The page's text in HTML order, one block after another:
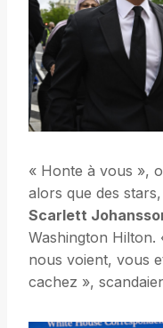
« Honte à vous »,
alors que des
Scarlett
Washington Hilton.
nous voient, vous
cachez »,